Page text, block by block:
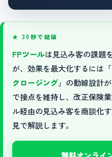
★ 30秒で結論
FPツールは見込み客の課題
が、効果を最大化するには「
クロージング」の動線設計が
で接点を維持し、改正保険
ル経由の見込み客を商談化
見で解説します。